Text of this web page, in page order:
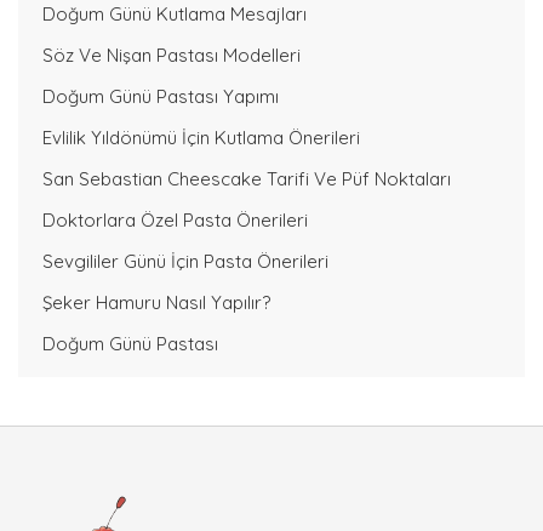
Doğum Günü Kutlama Mesajları
Söz Ve Nişan Pastası Modelleri
Doğum Günü Pastası Yapımı
Evlilik Yıldönümü İçin Kutlama Önerileri
San Sebastian Cheescake Tarifi Ve Püf Noktaları
Doktorlara Özel Pasta Önerileri
Sevgililer Günü İçin Pasta Önerileri
Şeker Hamuru Nasıl Yapılır?
Doğum Günü Pastası